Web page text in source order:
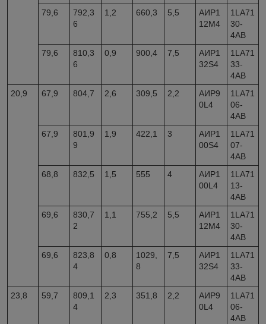
79,6
792,3
6
1,2 660,3 5,5
АИР1
12M4
1LA71
30-
4AB
79,6
810,3
6
0,9 900,4 7,5
АИР1
32S4
1LA71
33-
4AB
20,9
67,9 804,7 2,6 309,5 2,2
АИР9
0L4
1LA71
06-
4AB
67,9
801,9
9
1,9 422,1 3
АИР1
00S4
1LA71
07-
4AB
68,8
832,5 1,5 555 4
АИР1
00L4
1LA71
13-
4AB
69,6
830,7
2
1,1 755,2 5,5
АИР1
12M4
1LA71
30-
4AB
69,6
823,8
4
0,8
1029,
8
7,5
АИР1
32S4
1LA71
33-
4AB
23,8
59,7
809,1
4
2,3 351,8 2,2
АИР9
0L4
1LA71
06-
4AB